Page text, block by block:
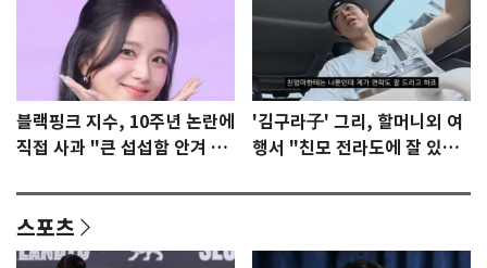
블랙핑크 지수, 10주년 논란에
직접 사과 "큰 섭섭함 안겨 미
'김구라子' 그리, 할머니외 여
행서 "친모 전라도에 잘 있
스포츠